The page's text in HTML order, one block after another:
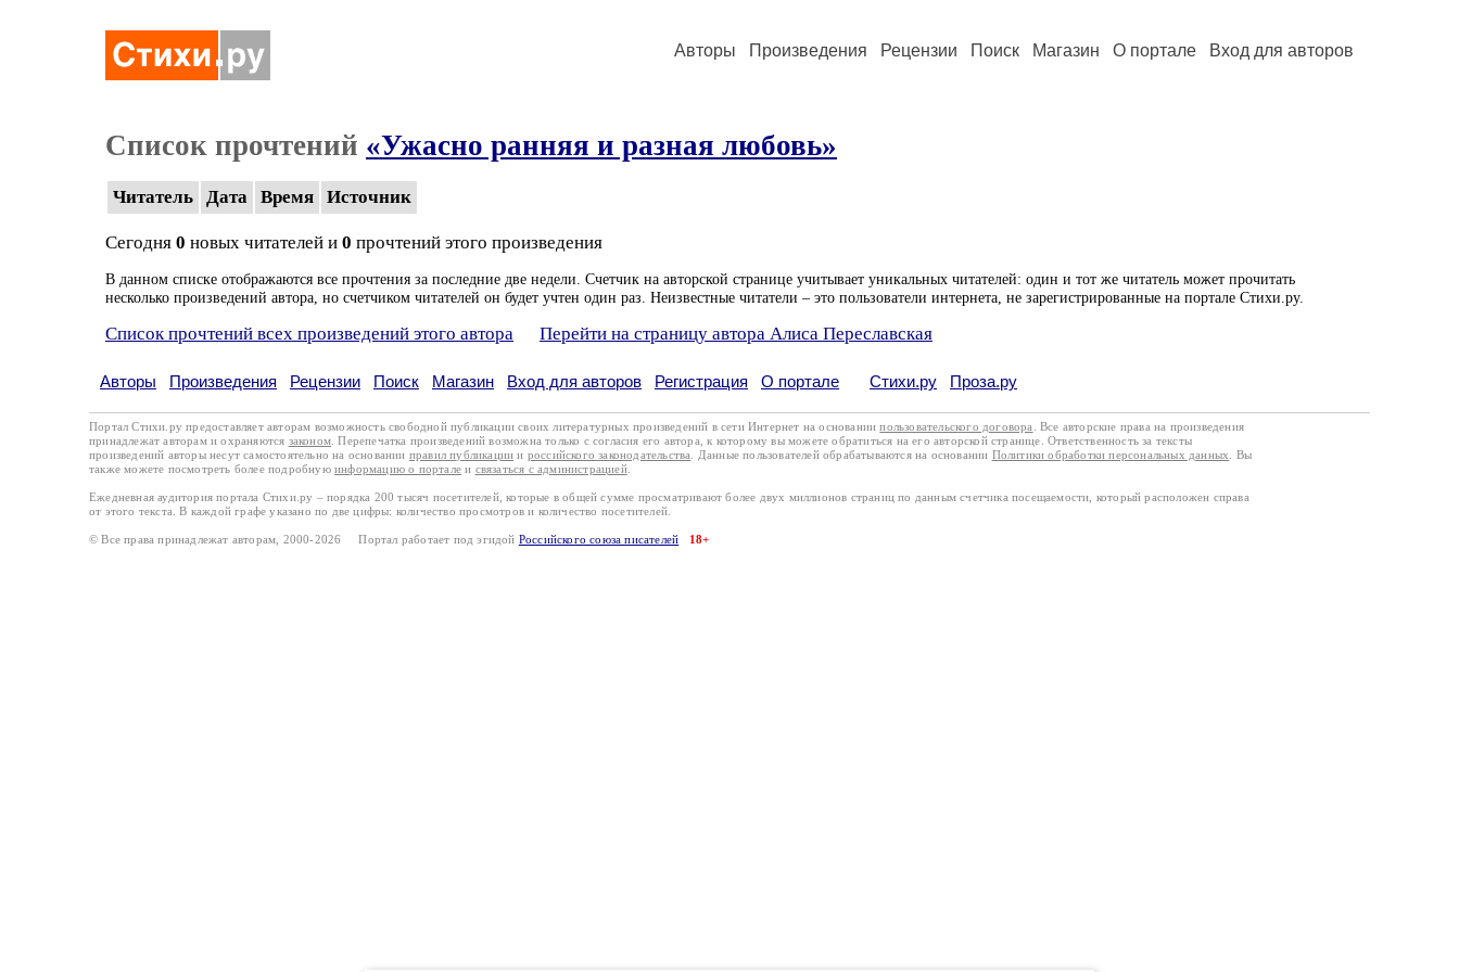
Авторы Произведения Рецензии Поиск Магазин О портале Вход для авторов
Список прочтений «Ужасно ранняя и разная любовь»
Читатель Дата Время Источник
Сегодня 0 новых читателей и 0 прочтений этого произведения
В данном списке отображаются все прочтения за последние две недели. Счетчик на авторской странице учитывает уникальных читателей: один и тот же читатель может прочитать
несколько произведений автора, но счетчиком читателей он будет учтен один раз. Неизвестные читатели – это пользователи интернета, не зарегистрированные на портале Стихи.ру.
Список прочтений всех произведений этого автора Перейти на страницу автора Алиса Переславская
Авторы Произведения Рецензии Поиск Магазин Вход для авторов Регистрация О портале Стихи.ру Проза.ру
Портал Стихи.ру предоставляет авторам возможность свободной публикации своих литературных произведений в сети Интернет на основаниипользовательского договора
. Все авторские права на произведения
принадлежат авторам и охраняются законом . Перепечатка произведений возможна только с согласия его автора, к которому вы можете обратиться на его авторской странице. Ответственность за тексты
произведений авторы несут самостоятельно на основании правил публикации и российского законодательства . Данные пользователей обрабатываются на основании Политики обработки персональных данных
. Вы
также можете посмотреть более подробную информацию о портале и связаться с администрацией.
Ежедневная аудитория портала Стихи.ру – порядка 200 тысяч посетителей, которые в общей сумме просматривают более двух миллионов страниц по данным счетчика посещаемости, который расположен справа
от этого текста. В каждой графе указано по две цифры: количество просмотров и количество посетителей.
© Все права принадлежат авторам, 2000-2026 Портал работает под эгидой Российского союза писателей 18+